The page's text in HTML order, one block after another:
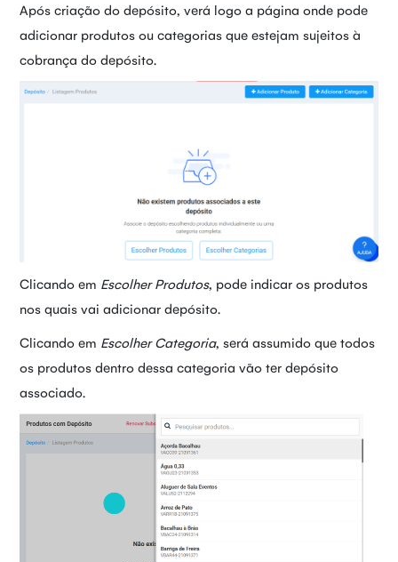
Após criação do depósito, verá logo a página onde pode
adicionar produtos ou categorias que estejam sujeitos à
cobrança do depósito.
Clicando em Escolher Produtos, pode indicar os produtos
nos quais vai adicionar depósito.
Clicando em Escolher Categoria, será assumido que todos
os produtos dentro dessa categoria vão ter depósito
associado.